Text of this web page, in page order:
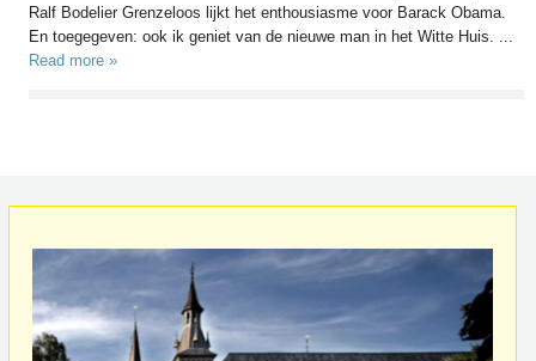
Ralf Bodelier Grenzeloos lijkt het enthousiasme voor Barack Obama.
En toegegeven: ook ik geniet van de nieuwe man in het Witte Huis. ...
Read more »